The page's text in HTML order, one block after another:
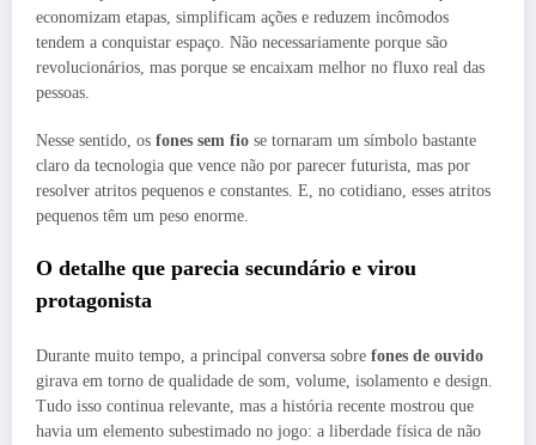
economizam etapas, simplificam ações e reduzem incômodos
tendem a conquistar espaço. Não necessariamente porque são
revolucionários, mas porque se encaixam melhor no fluxo real das
pessoas.
Nesse sentido, os fones sem fio se tornaram um símbolo bastante
claro da tecnologia que vence não por parecer futurista, mas por
resolver atritos pequenos e constantes. E, no cotidiano, esses atritos
pequenos têm um peso enorme.
O detalhe que parecia secundário e virou
protagonista
Durante muito tempo, a principal conversa sobre fones de ouvido
girava em torno de qualidade de som, volume, isolamento e design.
Tudo isso continua relevante, mas a história recente mostrou que
havia um elemento subestimado no jogo: a liberdade física de não